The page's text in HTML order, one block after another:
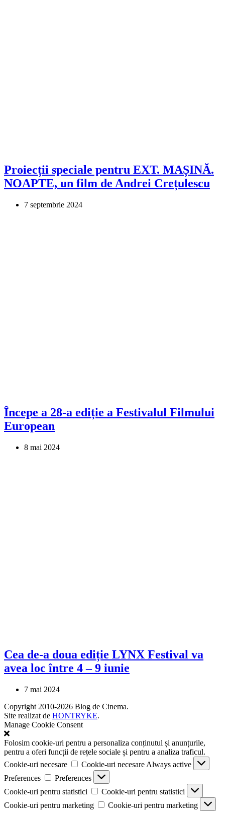
Proiecții speciale pentru EXT. MAȘINĂ.
NOAPTE, un film de Andrei Crețulescu
7 septembrie 2024
Începe a 28-a ediție a Festivalul Filmului
European
8 mai 2024
Cea de-a doua ediție LYNX Festival va
avea loc între 4 – 9 iunie
7 mai 2024
Copyright 2010-2026 Blog de Cinema.
Site realizat de HONTRYKE.
Manage Cookie Consent
Folosim cookie-uri pentru a personaliza conținutul și anunțurile,
pentru a oferi funcții de rețele sociale și pentru a analiza traficul.
Cookie-uri necesare
Cookie-uri necesare Always active
Preferences
Preferences
Cookie-uri pentru statistici
Cookie-uri pentru statistici
Cookie-uri pentru marketing
Cookie-uri pentru marketing